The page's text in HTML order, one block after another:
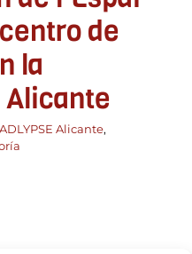
de
la
ADLYPSE Alicante,